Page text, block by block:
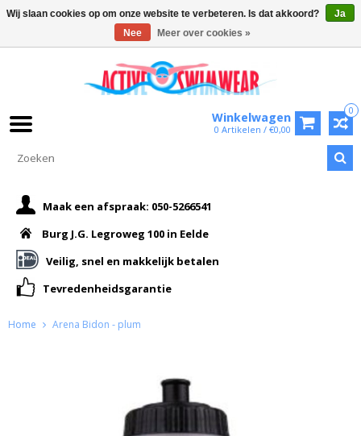
0
Winkelwagen
0 Artikelen / €0,00
Maak een afspraak: 050-5266541
Burg J.G. Legroweg 100 in Eelde
Veilig, snel en makkelijk betalen
Tevredenheidsgarantie
Home Arena Bidon - plum
Wij slaan cookies op om onze website te verbeteren. Is dat akkoord?
Ja
Nee
Meer over cookies »